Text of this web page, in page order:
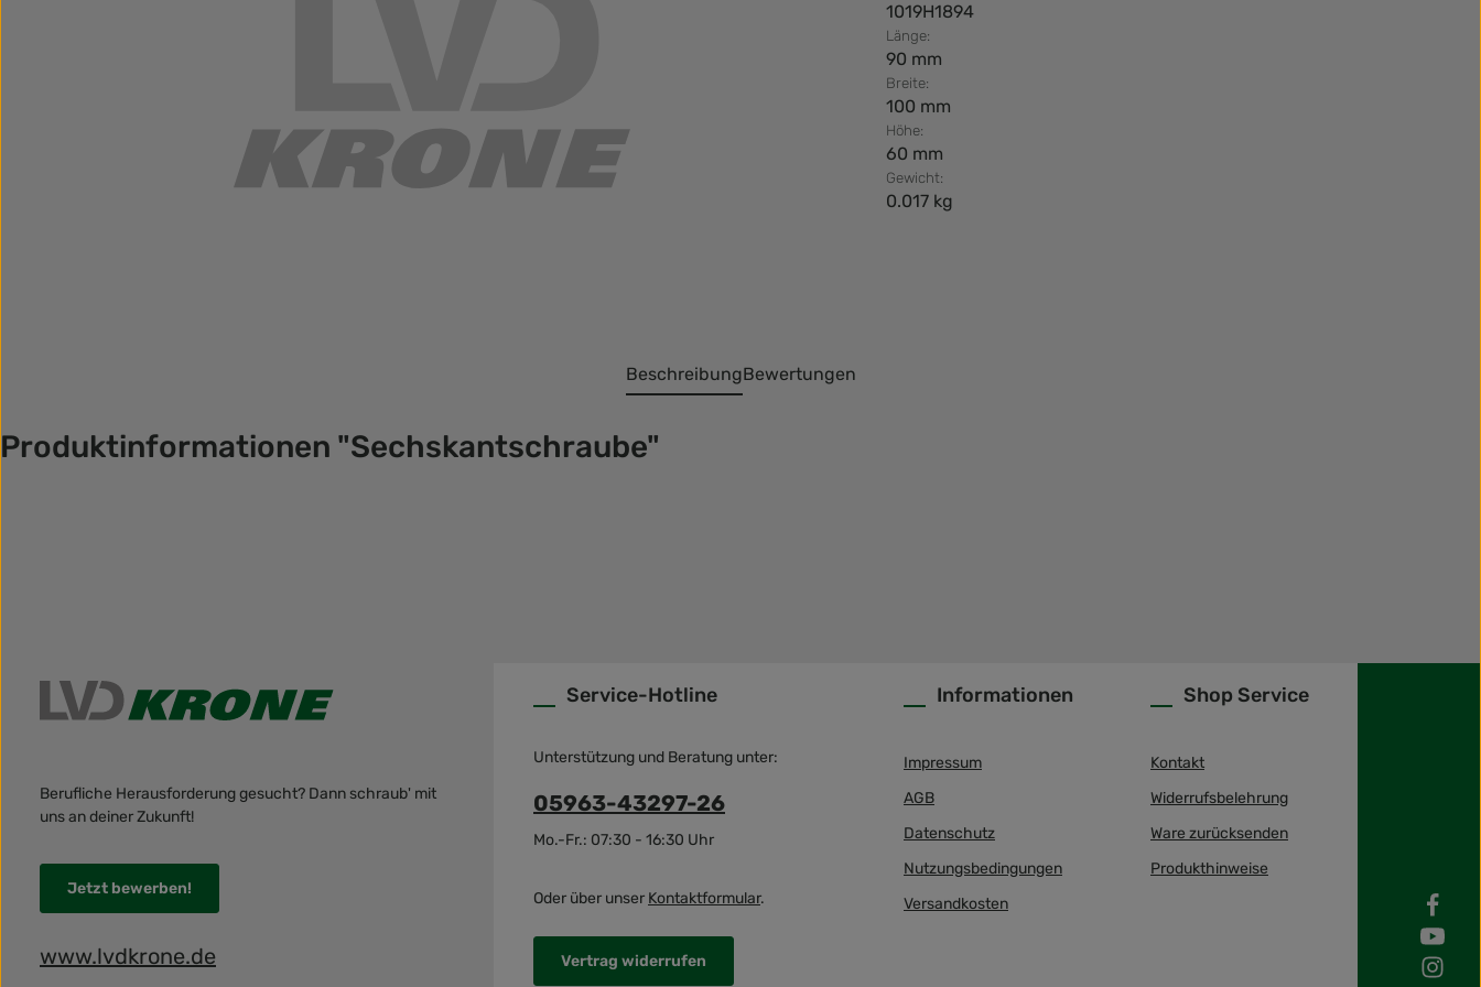
1019H1894
Länge:
90 mm
Breite:
100 mm
Höhe:
60 mm
Gewicht:
0.017 kg
BeschreibungBewertungen
Produktinformationen "Sechskantschraube"
Berufliche Herausforderung gesucht? Dann schraub' mit
uns an deiner Zukunft!
Jetzt bewerben!
www.lvdkrone.de
Service-Hotline
Unterstützung und Beratung unter:
05963-43297-26
Mo.-Fr.: 07:30 - 16:30 Uhr
Oder über unser Kontaktformular.
Vertrag widerrufen
Informationen
Impressum
AGB
Datenschutz
Nutzungsbedingungen
Versandkosten
Shop Service
Kontakt
Widerrufsbelehrung
Ware zurücksenden
Produkthinweise